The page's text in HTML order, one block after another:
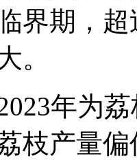
界期，
。
年为
枝产量